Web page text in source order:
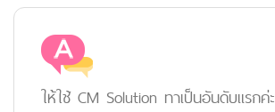
ให้ใช้ CM Solution ทาเป็นอันดับแรกค่ะ